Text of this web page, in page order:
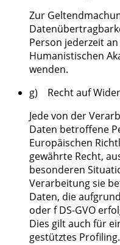
Zur
Person jederzeit
Humanistischen
wenden.
g) Recht auf
Jede von der
Daten betroffene
Europäischen
gewährte Recht,
besonderen
Verarbeitung sie
Daten, die
oder f DS-GVO
Dies gilt auch für
gestütztes Profiling.